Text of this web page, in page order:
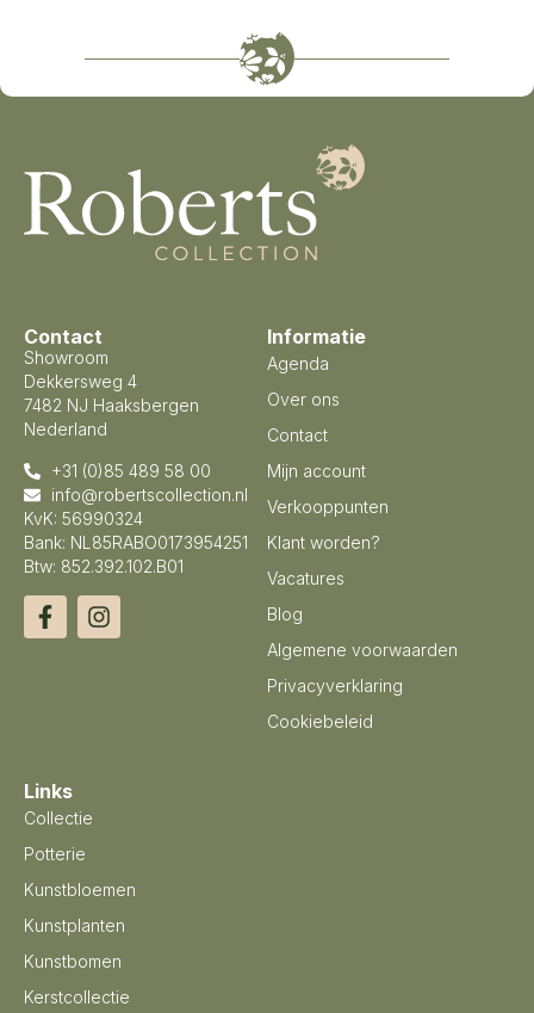
Contact
Showroom
Dekkersweg 4
7482 NJ Haaksbergen
Nederland
+31 (0)85 489 58 00
info@robertscollection.nl
KvK: 56990324
Bank: NL85RABO0173954251
Btw: 852.392.102.B01
Informatie
Agenda
Over ons
Contact
Mijn account
Verkooppunten
Klant worden?
Vacatures
Blog
Algemene voorwaarden
Privacyverklaring
Cookiebeleid
Links
Collectie
Potterie
Kunstbloemen
Kunstplanten
Kunstbomen
Kerstcollectie